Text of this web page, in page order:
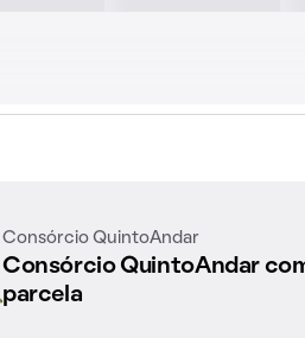
Consórcio QuintoAndar
Consórcio QuintoAndar
parcela